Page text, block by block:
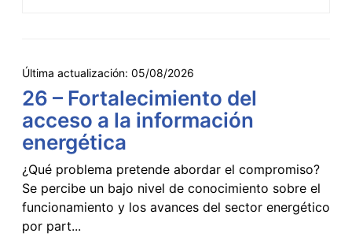
Última actualización: 05/08/2026
26 – Fortalecimiento del
acceso a la información
energética
¿Qué problema pretende abordar el compromiso?
Se percibe un bajo nivel de conocimiento sobre el
funcionamiento y los avances del sector energético
por part...